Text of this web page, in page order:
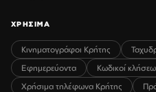
ΧΡΗΣΙΜΑ
Κινηματογράφοι Κρήτης
Εφημερεύοντα
Κωδικοί
Χρήσιμα τηλέφωνα Κρήτης